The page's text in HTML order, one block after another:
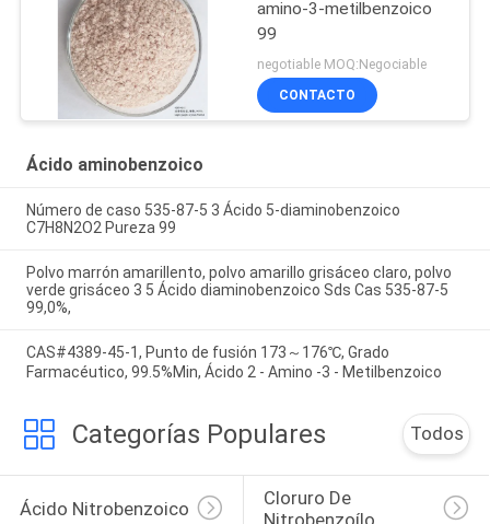
amino-3-metilbenzoico
99
negotiable MOQ:Negociable
CONTACTO
Ácido aminobenzoico
Número de caso 535-87-5 3 Ácido 5-diaminobenzoico
C7H8N2O2 Pureza 99
Polvo marrón amarillento, polvo amarillo grisáceo claro, polvo
verde grisáceo 3 5 Ácido diaminobenzoico Sds Cas 535-87-5
99,0%,
CAS#4389-45-1, Punto de fusión 173～176℃, Grado
Farmacéutico, 99.5%Min, Ácido 2 - Amino -3 - Metilbenzoico
Categorías Populares Todos
Ácido Nitrobenzoico
Cloruro De